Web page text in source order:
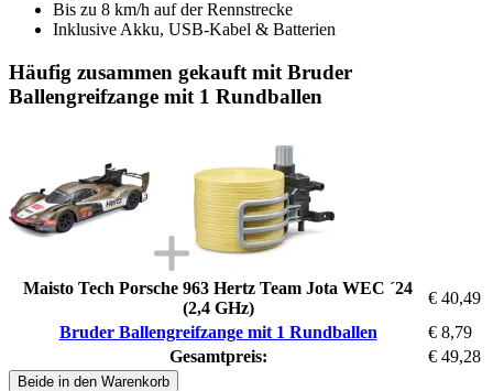
Bis zu 8 km/h auf der Rennstrecke
Inklusive Akku, USB-Kabel & Batterien
Häufig zusammen gekauft mit Bruder
Ballengreifzange mit 1 Rundballen
Maisto Tech Porsche 963 Hertz Team Jota WEC ´24
(2,4 GHz)
€ 40,49
Bruder Ballengreifzange mit 1 Rundballen
€ 8,79
Gesamtpreis:
€ 49,28
Beide in den Warenkorb